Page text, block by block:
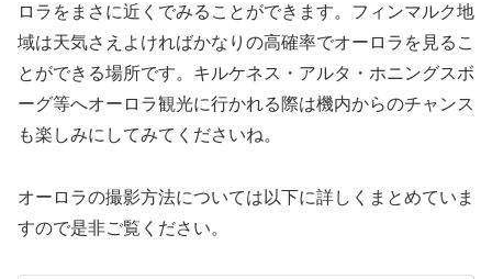
ロラをまさに近くでみることができます。フィンマルク地
域は天気さえよければかなりの高確率でオーロラを見るこ
とができる場所です。キルケネス・アルタ・ホニングスボ
ーグ等へオーロラ観光に行かれる際は機内からのチャンス
も楽しみにしてみてくださいね。
オーロラの撮影方法については以下に詳しくまとめていま
すので是非ご覧ください。